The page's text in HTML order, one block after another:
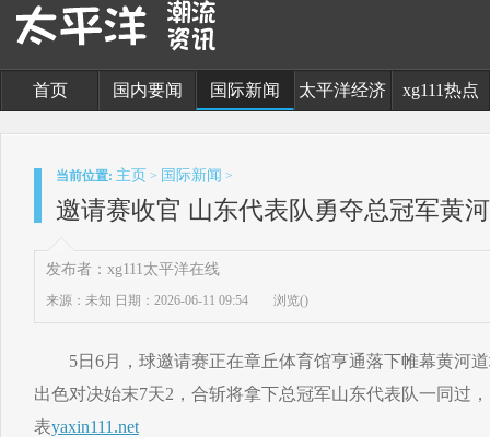
首页 国内要闻 国际新闻 太平洋经济 xg111热点
当前位置: 主页 > 国际新闻 >
邀请赛收官 山东代表队勇夺总冠军黄
发布者：xg111太平洋在线
来源：未知 日期：2026-06-11 09:54 浏览()
5日6月，球邀请赛正在章丘体育馆亨通落下帷幕黄河道
出色对决始末7天2，合斩将拿下总冠军山东代表队一同过
表yaxin111.net